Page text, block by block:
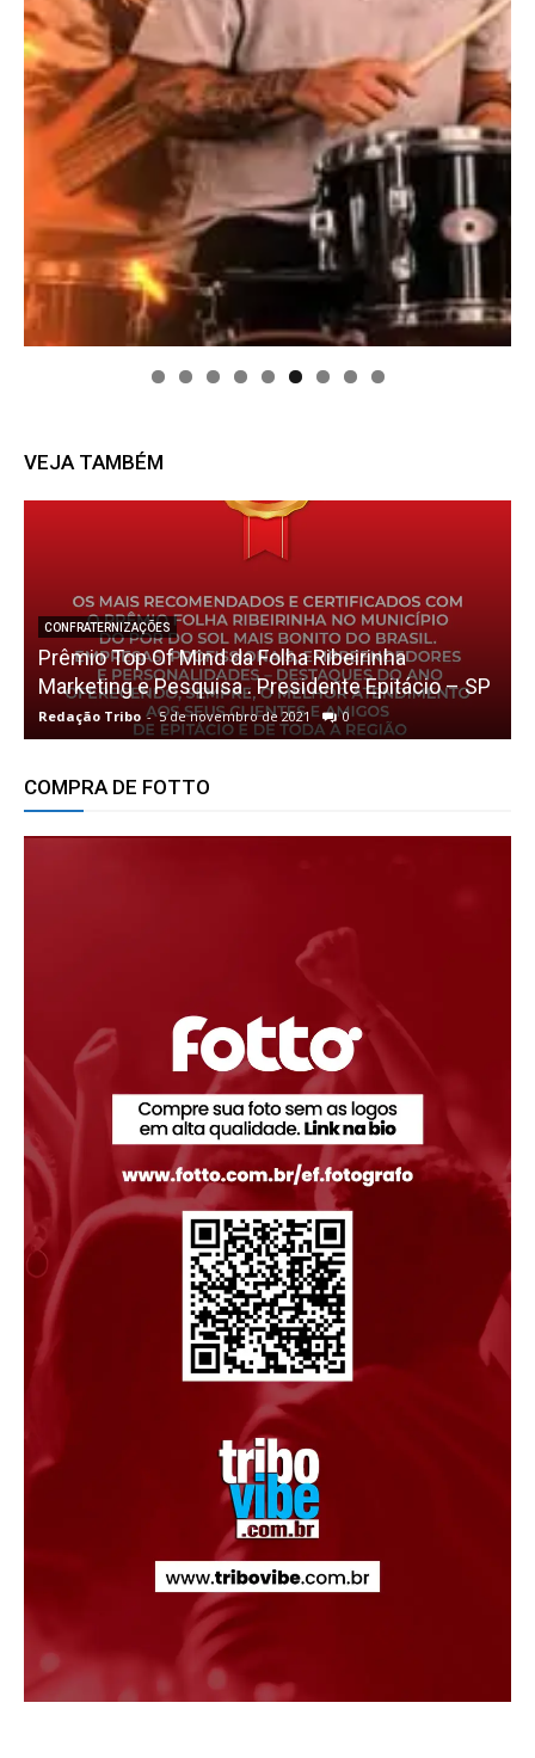
VEJA TAMBÉM
CONFRATERNIZAÇÕES
Prêmio Top Of Mind da Folha Ribeirinha
Marketing e Pesquisa . Presidente Epitácio – SP
Redação Tribo - 5 de novembro de 2021 0
COMPRA DE FOTTO